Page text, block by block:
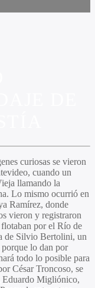
curiosas se vieron
cuando un
llamando la
Lo mismo ocurrió en
Ramírez, donde
vieron y registraron
flotaban por el Río de
de Silvio Bertolini, un
lo dan por
todo lo posible para
César Troncoso, se
Migliónico,